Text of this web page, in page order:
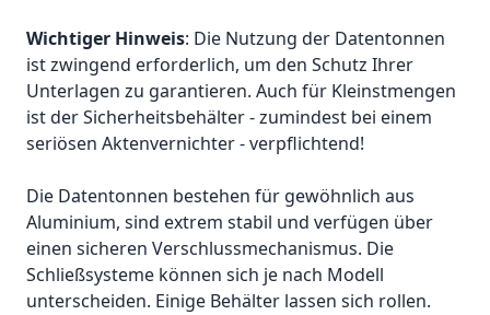
Wichtiger Hinweis: Die Nutzung der Datentonnen
ist zwingend erforderlich, um den Schutz Ihrer
Unterlagen zu garantieren. Auch für Kleinstmengen
ist der Sicherheitsbehälter - zumindest bei einem
seriösen Aktenvernichter - verpflichtend!
Die Datentonnen bestehen für gewöhnlich aus
Aluminium, sind extrem stabil und verfügen über
einen sicheren Verschlussmechanismus. Die
Schließsysteme können sich je nach Modell
unterscheiden. Einige Behälter lassen sich rollen.